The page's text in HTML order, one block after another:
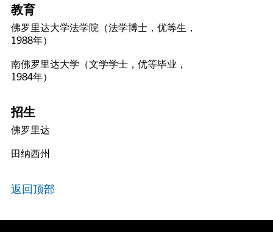
教育
佛罗里达大学法学院（法学博士，优等生，
1988年）
南佛罗里达大学（文学学士，优等毕业，
1984年）
招生
佛罗里达
田纳西州
返回顶部